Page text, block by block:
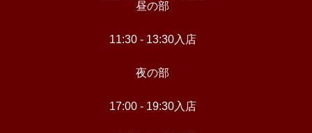
昼の部
11:30 - 13:30入店
夜の部
17:00 - 19:30入店